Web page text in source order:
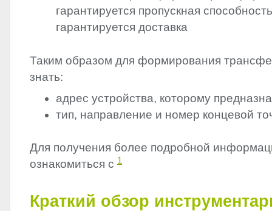
гарантируется пропускная
гарантируется доставка
Таким образом для формирования
знать:
адрес устройства, которому
тип, направление и номер концевой
Для получения более подробной
ознакомиться с 1
Краткий обзор